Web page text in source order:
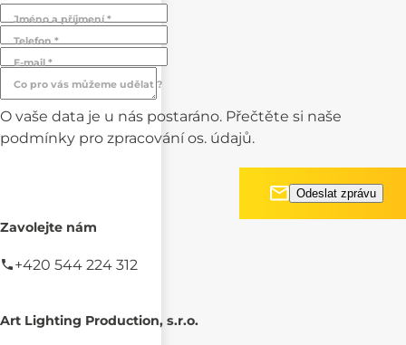
Jméno a příjmení *
Telefon *
E-mail *
Co pro vás můžeme udělat ?
O vaše data je u nás postaráno. Přečtěte si naše
podmínky pro zpracování os. údajů.
Zavolejte nám
+420 544 224 312
Art Lighting Production, s.r.o.